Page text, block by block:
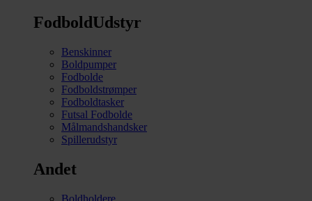
FodboldUdstyr
Benskinner
Boldpumper
Fodbolde
Fodboldstrømper
Fodboldtasker
Futsal Fodbolde
Målmandshandsker
Spillerudstyr
Andet
Boldholdere